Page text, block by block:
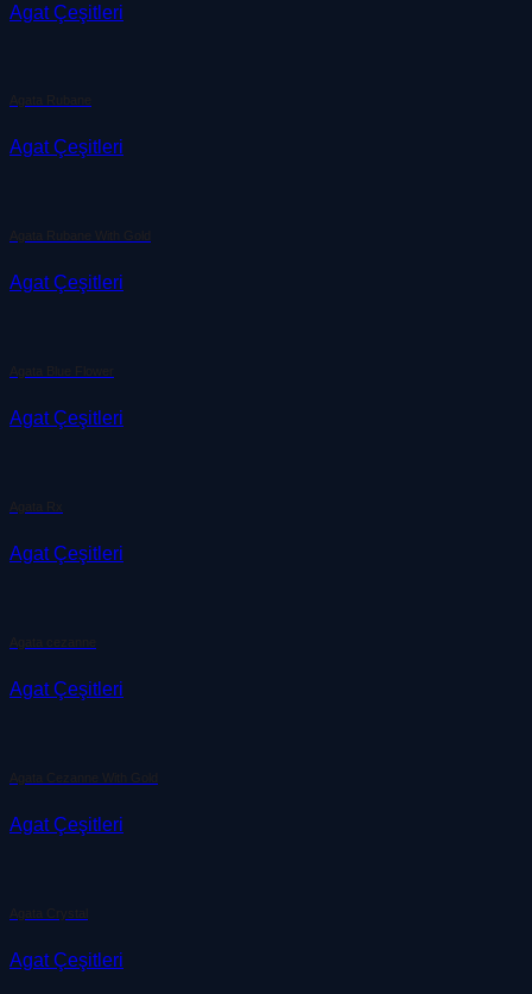
Agat Çeşitleri
Agata Rubane
Agat Çeşitleri
Agata Rubane With Gold
Agat Çeşitleri
Agata Blue Flower
Agat Çeşitleri
Agata Rx
Agat Çeşitleri
Agata cezanne
Agat Çeşitleri
Agata Cezanne With Gold
Agat Çeşitleri
Agata Crystal
Agat Çeşitleri